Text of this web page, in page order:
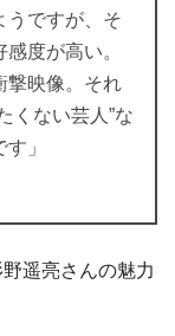
うですが、そ
度が高い。
撃映像。それ
くない芸人”な
」
遥亮さんの魅力